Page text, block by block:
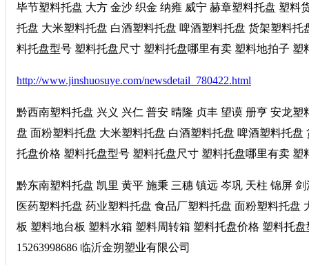
毕节塑料托盘 大方 金沙 织金 纳雍 威宁 赫章塑料托盘 塑
托盘 大米塑料托盘 白酒塑料托盘 啤酒塑料托盘 货架塑料
料托盘型号 塑料托盘尺寸 塑料托盘哪里有卖 塑料地拍子 塑
http://www.jinshuosuye.com/newsdetail_780422.html
黔西南塑料托盘 兴义 兴仁 普安 晴隆 贞丰 望谟 册亨 安龙
盘 面粉塑料托盘 大米塑料托盘 白酒塑料托盘 啤酒塑料托
托盘价格 塑料托盘型号 塑料托盘尺寸 塑料托盘哪里有卖
黔东南塑料托盘 凯里 黄平 施秉 三穗 镇远 岑巩 天柱 锦屏
医药塑料托盘 药业塑料托盘 食品厂塑料托盘 面粉塑料托
板 塑料地台板 塑料水箱 塑料周转箱 塑料托盘价格 塑料托
15263998686 临沂金朔塑业有限公司